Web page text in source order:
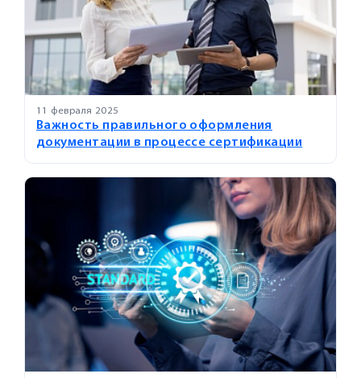
11 февраля 2025
Важность правильного оформления
документации в процессе сертификации